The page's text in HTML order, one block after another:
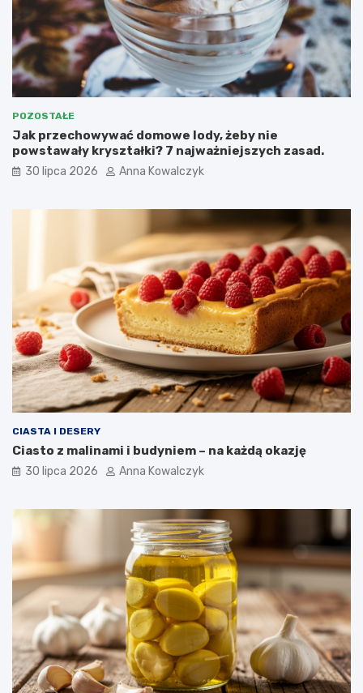
POZOSTAŁE
Jak przechowywać domowe lody, żeby nie
powstawały kryształki? 7 najważniejszych zasad.
30 lipca 2026 Anna Kowalczyk
CIASTA I DESERY
Ciasto z malinami i budyniem – na każdą okazję
30 lipca 2026 Anna Kowalczyk